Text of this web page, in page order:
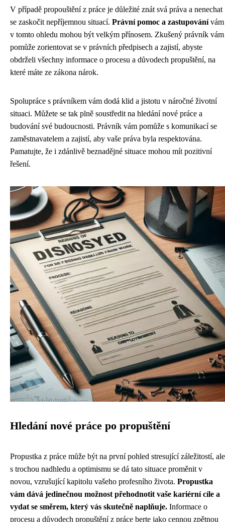
V případě propouštění z práce je důležité znát svá práva a nenechat
se zaskočit nepříjemnou situací. Právní pomoc a zastupovánívám
v tomto ohledu mohou být velkým přínosem. Zkušený právník vám
pomůže zorientovat se v právních předpisech a zajistí, abyste
obdrželi všechny informace o procesu a důvodech propuštění, na
které máte ze zákona nárok.
Spolupráce s právníkem vám dodá klid a jistotu v náročné životní
situaci. Můžete se tak plně soustředit na hledání nové práce a
budování své budoucnosti. Právník vám pomůže s komunikací se
zaměstnavatelem a zajistí, aby vaše práva byla respektována.
Pamatujte, že i zdánlivě beznadějné situace mohou mít pozitivní
řešení.
Hledání nové práce po propuštění
Propustka z práce může být na první pohled stresující záležitostí, ale
s trochou nadhledu a optimismu se dá tato situace proměnit v
novou, vzrušující kapitolu vašeho profesního života. Propustka
vám dává jedinečnou možnost přehodnotit vaše kariérní cíle a
vydat se směrem, který vás skutečně naplňuje. Informace o
procesu a důvodech propuštění z práce berte jako cennou zpětnou